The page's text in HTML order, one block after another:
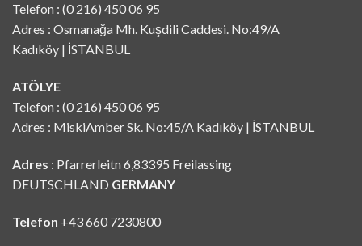
Telefon : (0 216) 450 06 95
Adres : Osmanağa Mh. Kuşdili Caddesi. No:49/A
Kadıköy | İSTANBUL
ATÖLYE
Telefon : (0 216) 450 06 95
Adres : MiskiAmber Sk. No:45/A Kadıköy | İSTANBUL
Adres : Pfarrerleitn 6,83395 Freilassing
DEUTSCHLAND GERMANY
Telefon +43 660 7230800